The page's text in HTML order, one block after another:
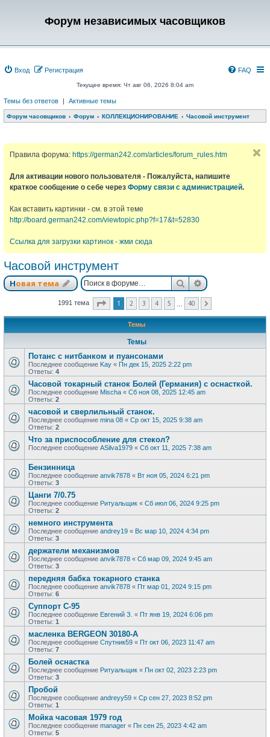
Форум независимых часовщиков
Вход Регистрация FAQ
Текущее время: Чт авг 06, 2026 8:04 am
Темы без ответов | Активные темы
Форум часовщиков Форум КОЛЛЕКЦИОНИРОВАНИЕ Часовой инструмент
Правила форума: https://german242.com/articles/forum_rules.htm
Для активации нового пользователя - Пожалуйста, напишите
краткое сообщение о себе через Форму связи с администрацией.
Как вставить картинки - см. в этой теме
http://board.german242.com/viewtopic.php?f=17&t=52830
Ссылка для загрузки картинок - жми сюда
Часовой инструмент
Новая тема ПоискРасширенный
1991 тема Страница из
1 2 3 4 5 40
Темы
Темы
Потанс с нитбанком и пуансонами
Последнее сообщение Kay « Пн дек 15, 2025 2:22 pm
Ответы: 4
Часовой токарный станок Болей (Германия) с оснасткой.
Последнее сообщение Mischa « Сб ноя 08, 2025 12:45 am
Ответы: 2
часовой и сверлильный станок.
Последнее сообщение mina 08 « Ср окт 15, 2025 9:38 am
Ответы: 2
Что за приспособление для стекол?
Последнее сообщение ASilva1979 « Сб окт 11, 2025 7:38 am
Бензинница
Последнее сообщение anvik7878 « Вт ноя 05, 2024 6:21 pm
Ответы: 3
Цанги 7/0.75
Последнее сообщение Ритуальщик « Сб июл 06, 2024 9:25 pm
Ответы: 2
немного инструмента
Последнее сообщение andrey19 « Вс мар 10, 2024 4:34 pm
Ответы: 3
держатели механизмов
Последнее сообщение anvik7878 « Сб мар 09, 2024 9:45 am
Ответы: 3
передняя бабка токарного станка
Последнее сообщение anvik7878 « Пт мар 01, 2024 9:15 pm
Ответы: 6
Суппорт С-95
Последнее сообщение Евгений З. « Пт янв 19, 2024 6:06 pm
Ответы: 1
масленка BERGEON 30180-A
Последнее сообщение Спутник59 « Пт окт 06, 2023 11:47 am
Ответы: 7
Болей оснастка
Последнее сообщение Ритуальщик « Пн окт 02, 2023 2:23 pm
Ответы: 3
Пробой
Последнее сообщение andreyy59 « Ср сен 27, 2023 8:52 pm
Ответы: 1
Мойка часовая 1979 год
Последнее сообщение manager « Пн сен 25, 2023 4:42 am
Ответы: 5